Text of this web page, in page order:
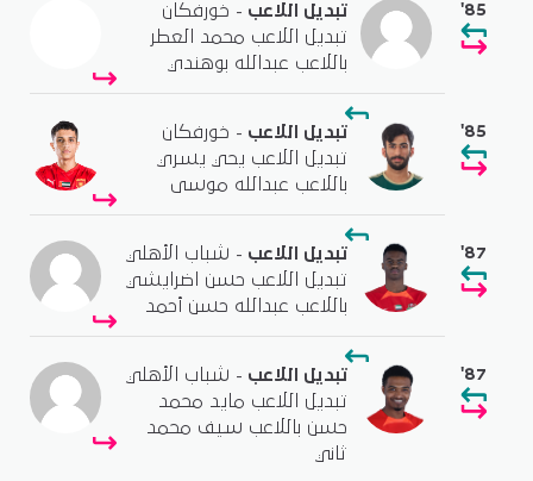
'85 تبديل اللاعب - خورفكان
تبديل اللاعب محمد العطر
باللاعب عبدالله بوهندي
'85 تبديل اللاعب - خورفكان
تبديل اللاعب يحي يسري
باللاعب عبدالله موسى
'87 تبديل اللاعب - شباب الأهلي
تبديل اللاعب حسن اضرايشي
باللاعب عبدالله حسن أحمد
'87 تبديل اللاعب - شباب الأهلي
تبديل اللاعب مايد محمد
حسن باللاعب سيف محمد
ثاني